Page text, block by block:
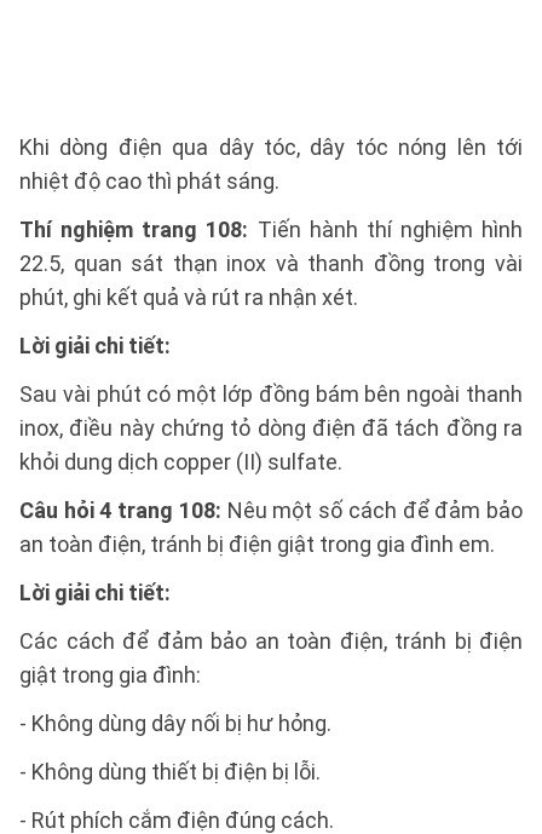
Khi dòng điện qua dây tóc, dây tóc nóng lên tới
nhiệt độ cao thì phát sáng.
Thí nghiệm trang 108: Tiến hành thí nghiệm hình
22.5, quan sát thạn inox và thanh đồng trong vài
phút, ghi kết quả và rút ra nhận xét.
Lời giải chi tiết:
Sau vài phút có một lớp đồng bám bên ngoài thanh
inox, điều này chứng tỏ dòng điện đã tách đồng ra
khỏi dung dịch copper (II) sulfate.
Câu hỏi 4 trang 108: Nêu một số cách để đảm bảo
an toàn điện, tránh bị điện giật trong gia đình em.
Lời giải chi tiết:
Các cách để đảm bảo an toàn điện, tránh bị điện
giật trong gia đình:
- Không dùng dây nối bị hư hỏng.
- Không dùng thiết bị điện bị lỗi.
- Rút phích cắm điện đúng cách.